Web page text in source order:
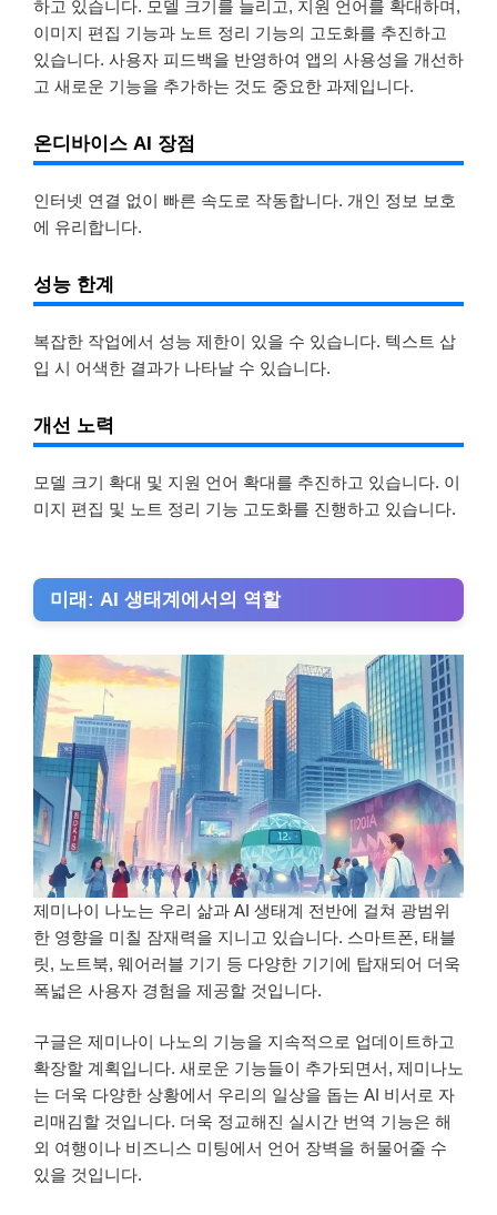
하고 있습니다. 모델 크기를 늘리고, 지원 언어를 확대하며,
이미지 편집 기능과 노트 정리 기능의 고도화를 추진하고
있습니다. 사용자 피드백을 반영하여 앱의 사용성을 개선하
고 새로운 기능을 추가하는 것도 중요한 과제입니다.
온디바이스 AI 장점
인터넷 연결 없이 빠른 속도로 작동합니다. 개인 정보 보호
에 유리합니다.
성능 한계
복잡한 작업에서 성능 제한이 있을 수 있습니다. 텍스트 삽
입 시 어색한 결과가 나타날 수 있습니다.
개선 노력
모델 크기 확대 및 지원 언어 확대를 추진하고 있습니다. 이
미지 편집 및 노트 정리 기능 고도화를 진행하고 있습니다.
미래: AI 생태계에서의 역할
제미나이 나노는 우리 삶과 AI 생태계 전반에 걸쳐 광범위
한 영향을 미칠 잠재력을 지니고 있습니다. 스마트폰, 태블
릿, 노트북, 웨어러블 기기 등 다양한 기기에 탑재되어 더욱
폭넓은 사용자 경험을 제공할 것입니다.
구글은 제미나이 나노의 기능을 지속적으로 업데이트하고
확장할 계획입니다. 새로운 기능들이 추가되면서, 제미나노
는 더욱 다양한 상황에서 우리의 일상을 돕는 AI 비서로 자
리매김할 것입니다. 더욱 정교해진 실시간 번역 기능은 해
외 여행이나 비즈니스 미팅에서 언어 장벽을 허물어줄 수
있을 것입니다.